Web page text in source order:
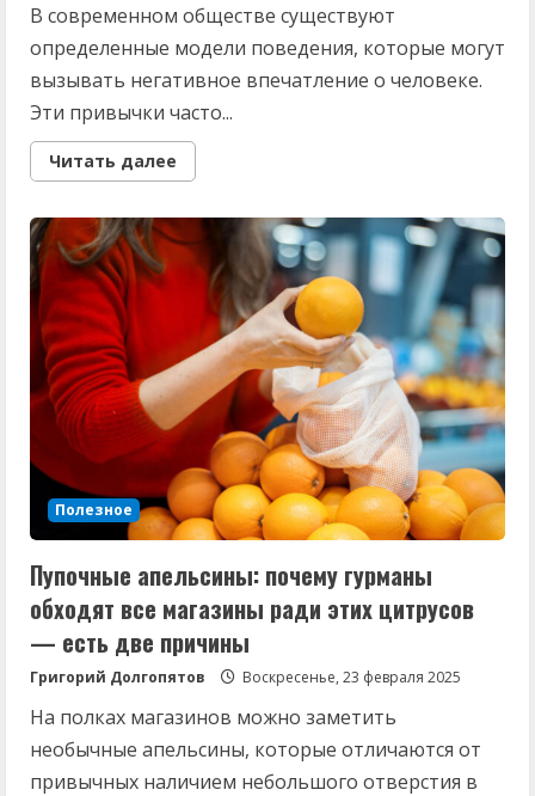
В современном обществе существуют
определенные модели поведения, которые могут
вызывать негативное впечатление о человеке.
Эти привычки часто...
Читать далее
more
можно
распознать
«деревенщину»:
пять
привычек
поведении,
которые
говорят
о
низком
интеллекте
Полезное
Пупочные апельсины: почему гурманы
обходят все магазины ради этих цитрусов
— есть две причины
Григорий Долгопятов Воскресенье, 23 февраля 2025
На полках магазинов можно заметить
необычные апельсины, которые отличаются от
привычных наличием небольшого отверстия в